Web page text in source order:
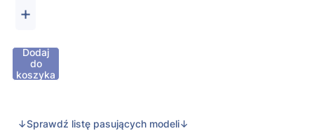
+
Dodaj
do
koszyka
↓Sprawdź listę pasujących modeli↓